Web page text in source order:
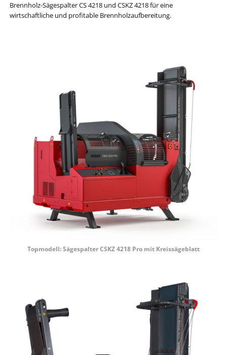
Brennholz-Sägespalter CS 4218 und CSKZ 4218 für eine
wirtschaftliche und profitable Brennholzaufbereitung.
Topmodell: Sägespalter CSKZ 4218 Pro mit Kreissägeblatt